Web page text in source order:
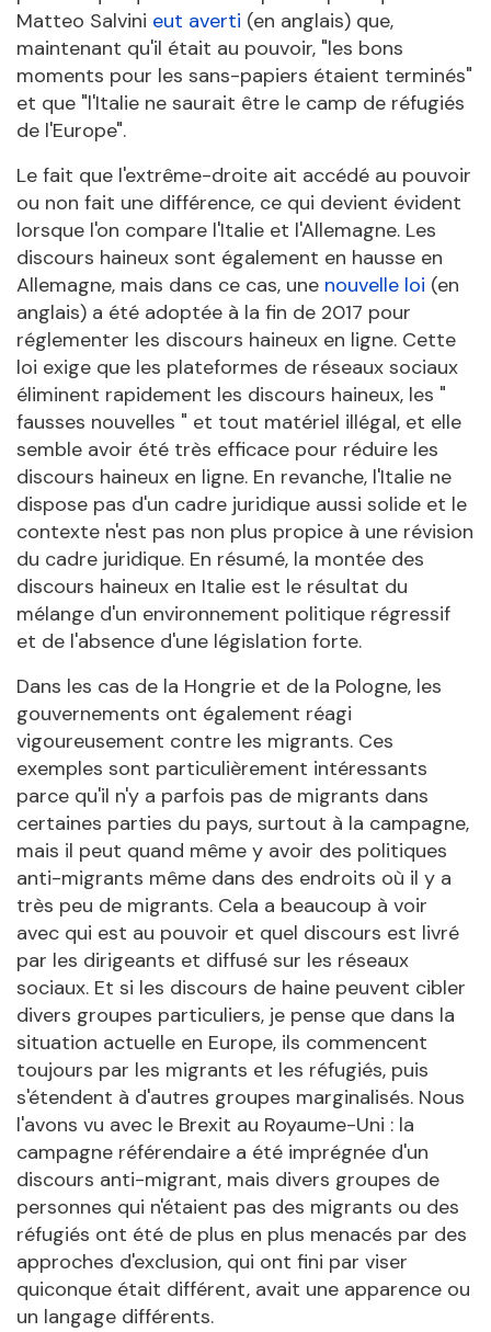
Matteo Salvini eut averti (en anglais) que,
maintenant qu'il était au pouvoir, "les bons
moments pour les sans-papiers étaient terminés"
et que "l'Italie ne saurait être le camp de réfugiés
de l'Europe".
Le fait que l'extrême-droite ait accédé au pouvoir
ou non fait une différence, ce qui devient évident
lorsque l'on compare l'Italie et l'Allemagne. Les
discours haineux sont également en hausse en
Allemagne, mais dans ce cas, une nouvelle loi (en
anglais) a été adoptée à la fin de 2017 pour
réglementer les discours haineux en ligne. Cette
loi exige que les plateformes de réseaux sociaux
éliminent rapidement les discours haineux, les "
fausses nouvelles " et tout matériel illégal, et elle
semble avoir été très efficace pour réduire les
discours haineux en ligne. En revanche, l'Italie ne
dispose pas d'un cadre juridique aussi solide et le
contexte n'est pas non plus propice à une révision
du cadre juridique. En résumé, la montée des
discours haineux en Italie est le résultat du
mélange d'un environnement politique régressif
et de l'absence d'une législation forte.
Dans les cas de la Hongrie et de la Pologne, les
gouvernements ont également réagi
vigoureusement contre les migrants. Ces
exemples sont particulièrement intéressants
parce qu'il n'y a parfois pas de migrants dans
certaines parties du pays, surtout à la campagne,
mais il peut quand même y avoir des politiques
anti-migrants même dans des endroits où il y a
très peu de migrants. Cela a beaucoup à voir
avec qui est au pouvoir et quel discours est livré
par les dirigeants et diffusé sur les réseaux
sociaux. Et si les discours de haine peuvent cibler
divers groupes particuliers, je pense que dans la
situation actuelle en Europe, ils commencent
toujours par les migrants et les réfugiés, puis
s'étendent à d'autres groupes marginalisés. Nous
l'avons vu avec le Brexit au Royaume-Uni : la
campagne référendaire a été imprégnée d'un
discours anti-migrant, mais divers groupes de
personnes qui n'étaient pas des migrants ou des
réfugiés ont été de plus en plus menacés par des
approches d'exclusion, qui ont fini par viser
quiconque était différent, avait une apparence ou
un langage différents.